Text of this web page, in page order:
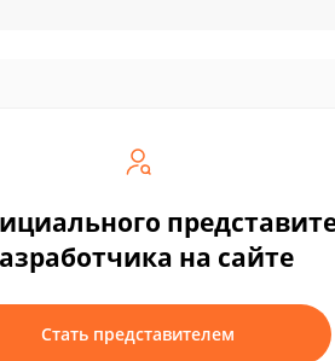
на сайте
Стать представителем